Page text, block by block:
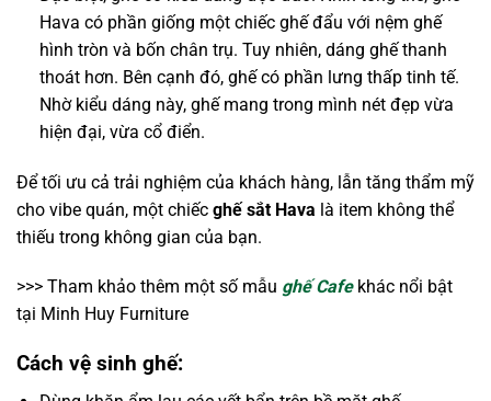
Hava có phần giống một chiếc ghế đẩu với nệm ghế
hình tròn và bốn chân trụ. Tuy nhiên, dáng ghế thanh
thoát hơn. Bên cạnh đó, ghế có phần lưng thấp tinh tế.
Nhờ kiểu dáng này, ghế mang trong mình nét đẹp vừa
hiện đại, vừa cổ điển.
Để tối ưu cả trải nghiệm của khách hàng, lẫn tăng thẩm mỹ
cho vibe quán, một chiếc ghế sắt Hava là item không thể
thiếu trong không gian của bạn.
>>> Tham khảo thêm một số mẫu ghế Cafekhác nổi bật
tại Minh Huy Furniture
Cách vệ sinh ghế: